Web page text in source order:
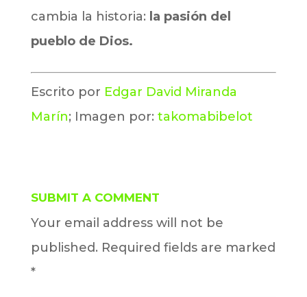
cambia la historia: la pasión del
pueblo de Dios.
Escrito por Edgar David Miranda
Marín; Imagen por: takomabibelot
SUBMIT A COMMENT
Your email address will not be
published. Required fields are marked
*